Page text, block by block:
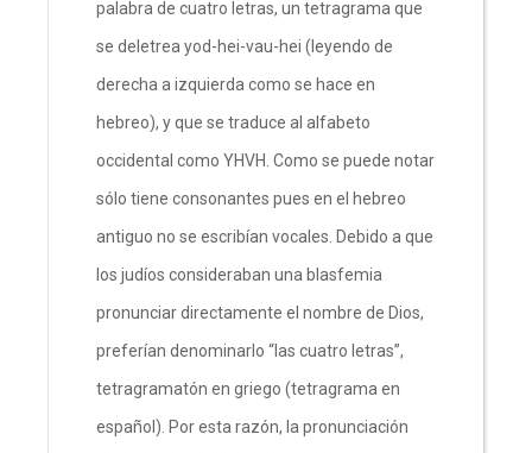
palabra de cuatro letras, un tetragrama que
se deletrea yod-hei-vau-hei (leyendo de
derecha a izquierda como se hace en
hebreo), y que se traduce al alfabeto
occidental como YHVH. Como se puede notar
sólo tiene consonantes pues en el hebreo
antiguo no se escribían vocales. Debido a que
los judíos consideraban una blasfemia
pronunciar directamente el nombre de Dios,
preferían denominarlo “las cuatro letras”,
tetragramatón en griego (tetragrama en
español). Por esta razón, la pronunciación